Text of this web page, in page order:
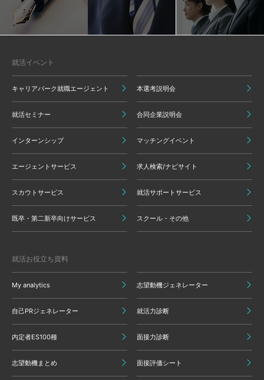
就活イベント
キャリアパーク就職エージェント 本選考説明会
就活セミナー 合同企業説明会
インターンシップ マッチングイベント
エージェントサービス 求人検索/ナビサイト
スカウトサービス 就活サポートサービス
既卒・第二新卒向けサービス スクール・その他
就活お役立ち資料
My analytics 志望動機ジェネレーター
自己PRジェネレーター 就活力診断
内定者ES100種 面接力診断
志望動機まとめ 面接評価シート